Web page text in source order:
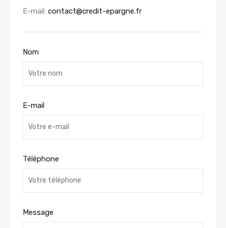
E-mail: contact@credit-epargne.fr
Nom
E-mail
Téléphone
Message